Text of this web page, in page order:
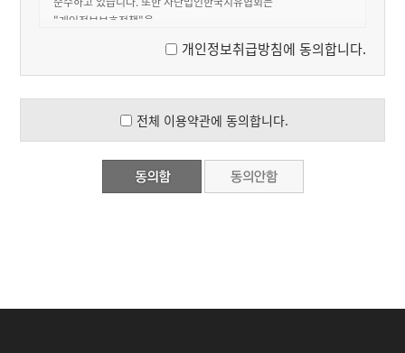
개인정보취급방침에 동의합니다.
전체 이용약관에 동의합니다.